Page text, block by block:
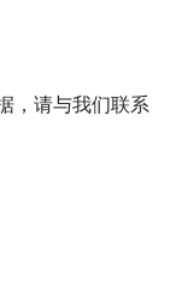
，请与我们联系